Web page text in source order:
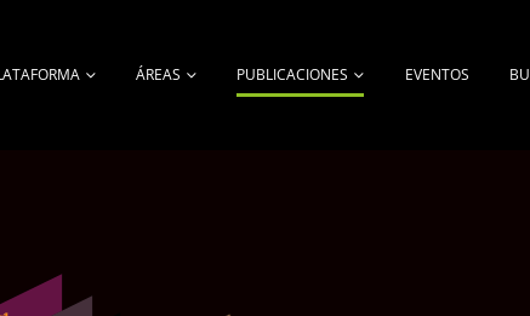
ÁREAS PUBLICACIONES EVENTOS